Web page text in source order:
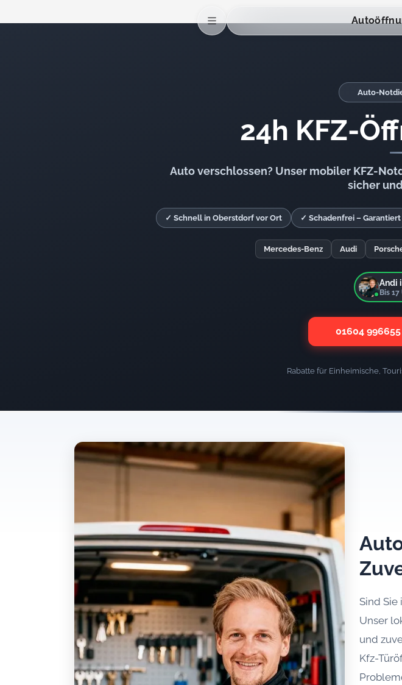
Auto-
24h KFZ-
Auto verschlossen? Unser mobiler KFZ-
sicher
✓ Schnell in Oberstdorf vor Ort ✓ Schadenfrei – Garantiert
Mercedes-Benz Audi
Andi
Bis 17
01604 996655
Rabatte für Einheimische,
Sind
Unser
und
Kfz-